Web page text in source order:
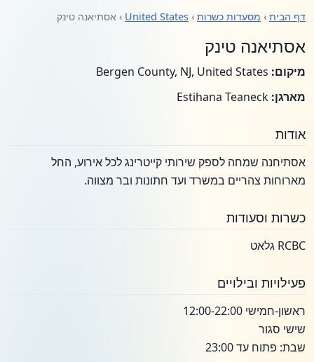
דף הבית › מסעדות כשרות ›
United States › אסתיאנה טינק
אסתיאנה טינק
מיקום:
מארגן:
אודות
אסתיחנה שמחה לספק שירותי קייטרינג לכל אירוע, החל
מארוחות צהריים במשרד ועד חתונות ובר מצווה.
כשרות וסעודות
RCBC גלאט
פעילויות ובילויים
ראשון-חמישי 12:00-22:00
שישי סגור
שבת: פתוח עד 23:00